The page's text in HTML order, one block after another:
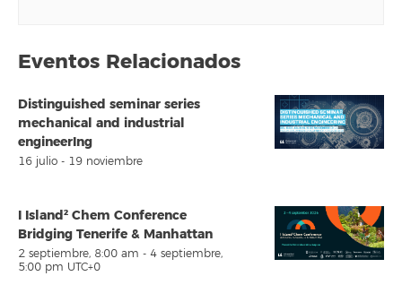
Eventos Relacionados
Distinguished seminar series
mechanical and industrial
engineerIng
16 julio - 19 noviembre
I Island² Chem Conference
Bridging Tenerife & Manhattan
2 septiembre, 8:00 am - 4 septiembre,
5:00 pm UTC+0